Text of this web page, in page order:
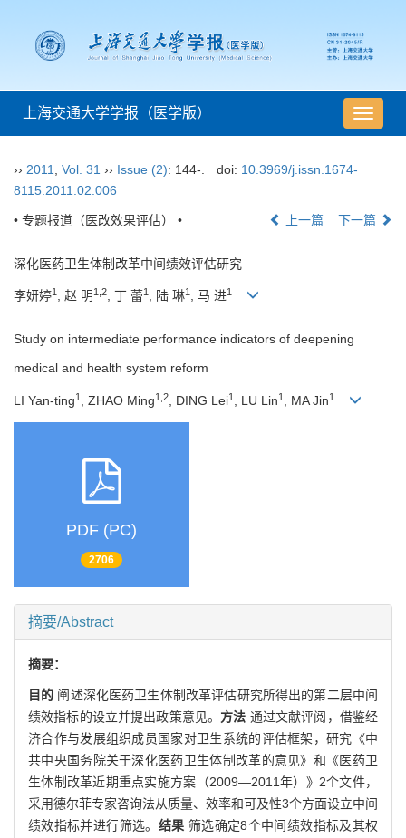
导
航
上海交通大学学报（医学版）
›› 2011 Vol. 31 ›› Issue (2): 144-. doi: 10.3969/j.issn.1674-
8115.2011.02.006
• 专题报道（医改效果评估） • 上一篇 下一篇
深化医药卫生体制改革中间绩效评估研究
李妍婷1 , 赵 明 1,2, 丁 蕾1 , 陆 琳1 , 马 进1
Study on intermediate performance indicators of deepening
medical and health system reform
LI Yan-ting1 , ZHAO Ming1,2 , DING Lei1 , LU Lin1 , MA Jin1
PDF (PC)
2706
摘要/Abstract
摘要：
目的 阐述深化医药卫生体制改革评估研究所得出的第二层中间
绩效指标的设立并提出政策意见。 方法 通过文献评阅，借鉴经
济合作与发展组织成员国家对卫生系统的评估框架，研究《中
共中央国务院关于深化医药卫生体制改革的意见》和《医药卫
生体制改革近期重点实施方案（2009—2011年）》2个文件，
采用德尔菲专家咨询法从质量、效率和可及性3个方面设立中间
绩效指标并进行筛选。 结果 筛选确定8个中间绩效指标及其权